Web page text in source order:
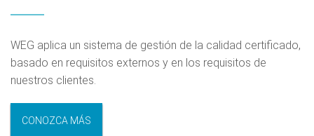
WEG aplica un sistema de gestión de la calidad certificado,
basado en requisitos externos y en los requisitos de
nuestros clientes.
CONOZCA MÁS